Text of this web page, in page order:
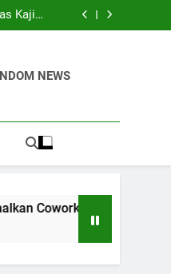
Kajian
rangka
Kajian
rangka
NEWS
Space Instansi